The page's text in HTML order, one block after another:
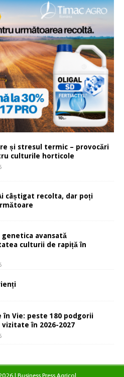
și stresul termic – provocări
culturile horticole
câștigat recolta, dar poți
genetica avansată
culturii de rapiță în
în Vie: peste 180 podgorii
în 2026-2027